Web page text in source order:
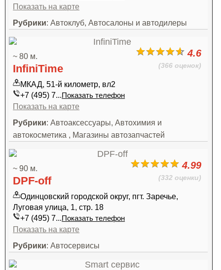
Показать на карте
Рубрики: Автоклуб, Автосалоны и автодилеры
4.6
(366 оценок)
~ 80 м.
InfiniTime
МКАД, 51-й километр, вл2
+7 (495) 7...Показать телефон
Показать на карте
Рубрики: Автоаксессуары, Автохимия и
автокосметика , Магазины автозапчастей
4.99
(332 оценки)
~ 90 м.
DPF-off
Одинцовский городской округ, пгт. Заречье,
Луговая улица, 1, стр. 18
+7 (495) 7...Показать телефон
Показать на карте
Рубрики: Автосервисы